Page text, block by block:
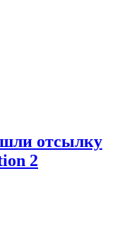
отсылку
2